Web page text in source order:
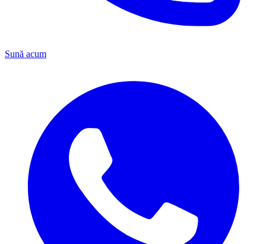
Sună acum